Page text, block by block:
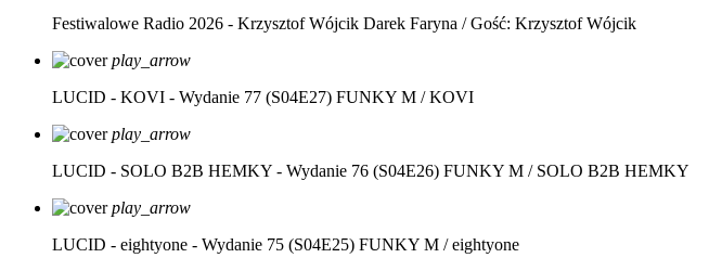
Festiwalowe Radio 2026 - Krzysztof Wójcik Darek Faryna / Gość: Krzysztof Wójcik
play_arrow
LUCID - KOVI - Wydanie 77 (S04E27) FUNKY M / KOVI
play_arrow
LUCID - SOLO B2B HEMKY - Wydanie 76 (S04E26) FUNKY M / SOLO B2B HEMKY
play_arrow
LUCID - eightyone - Wydanie 75 (S04E25) FUNKY M / eightyone